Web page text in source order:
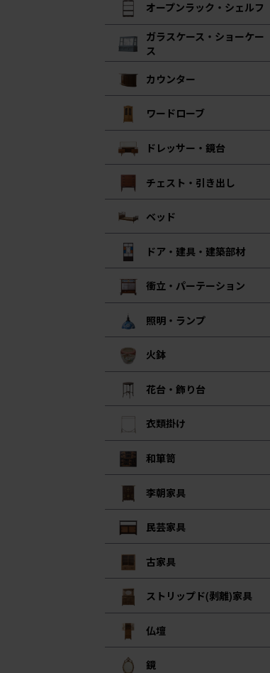
オープンラック・シェルフ
ガラスケース・ショーケー
ス
カウンター
ワードローブ
ドレッサー・鏡台
チェスト・引き出し
ベッド
ドア・建具・建築部材
衝立・パーテーション
照明・ランプ
火鉢
花台・飾り台
衣類掛け
和箪笥
李朝家具
民芸家具
古家具
ストリップド(剥離)家具
仏壇
鏡